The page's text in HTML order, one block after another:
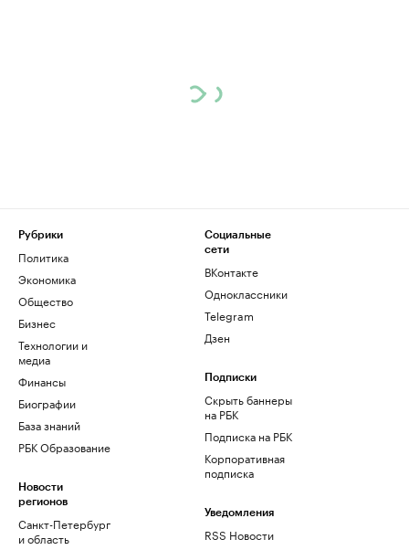
Рубрики
Политика
Экономика
Общество
Бизнес
Технологии и
медиа
Финансы
Биографии
База знаний
РБК Образование
Новости
регионов
Санкт-Петербург
и область
Социальные
сети
ВКонтакте
Одноклассники
Telegram
Дзен
Подписки
Скрыть баннеры
на РБК
Подписка на РБК
Корпоративная
подписка
Уведомления
RSS Новости